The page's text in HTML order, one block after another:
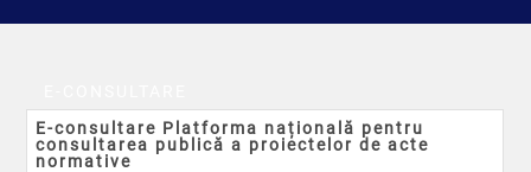
E-consultare Platforma națională pentru
consultarea publică a proiectelor de acte
normative